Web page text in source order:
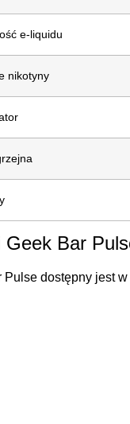
e-liquidu
nikotyny
Geek Bar
Pulse dostępny jest